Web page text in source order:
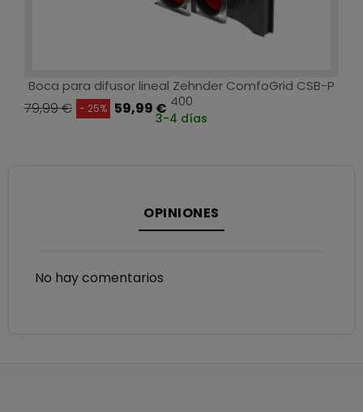
Boca para difusor lineal Zehnder ComfoGrid CSB-P
400
79,99 € - 25% 59,99 €
3-4 días
OPINIONES
No hay comentarios